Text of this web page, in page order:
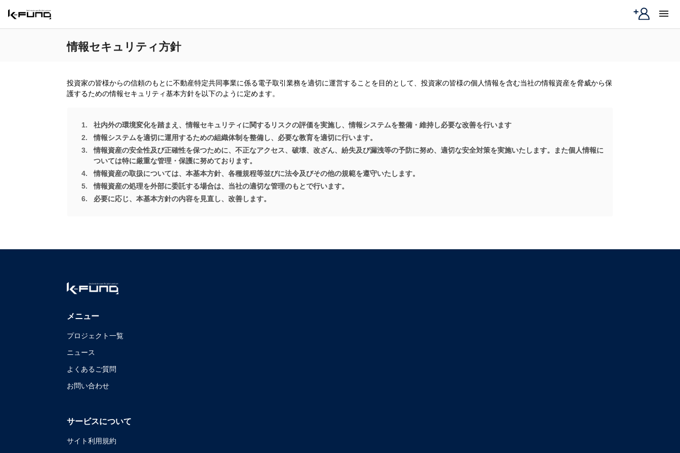
menu
情報セキュリティ方針
投資家の皆様からの信頼のもとに不動産特定共同事業に係る電子取引業務を適切に運営することを目的として、投資家の皆様の個人情報を含む当社の情報資産を脅威から保
護するための情報セキュリティ基本方針を以下のように定めます。
社内外の環境変化を踏まえ、情報セキュリティに関するリスクの評価を実施し、情報システムを整備・維持し必要な改善を行います
情報システムを適切に運用するための組織体制を整備し、必要な教育を適切に行います。
情報資産の安全性及び正確性を保つために、不正なアクセス、破壊、改ざん、紛失及び漏洩等の予防に努め、適切な安全対策を実施いたします。また個人情報に
ついては特に厳重な管理・保護に努めております。
情報資産の取扱については、本基本方針、各種規程等並びに法令及びその他の規範を遵守いたします。
情報資産の処理を外部に委託する場合は、当社の適切な管理のもとで行います。
必要に応じ、本基本方針の内容を見直し、改善します。
メニュー
プロジェクト一覧
ニュース
よくあるご質問
お問い合わせ
サービスについて
サイト利用規約